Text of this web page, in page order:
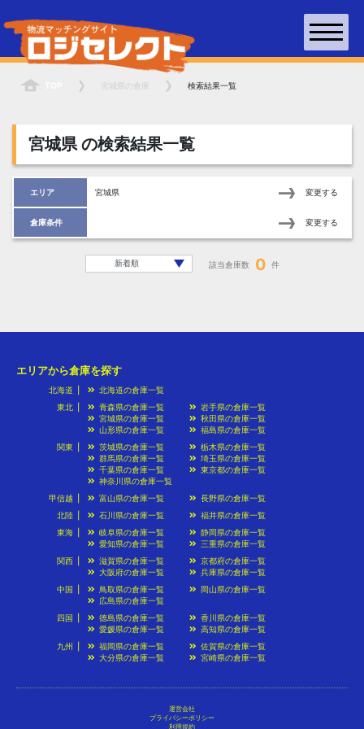
宮城県 の倉庫 検索結果一覧
宮城県の検索結果一覧
エリア 宮城県 変更する
倉庫条件 変更する
該当倉庫数 0 件
エリアから倉庫を探す
北海道
北海道の倉庫一覧
東北
青森県の倉庫一覧
岩手県の倉庫一覧
宮城県の倉庫一覧
秋田県の倉庫一覧
山形県の倉庫一覧
福島県の倉庫一覧
関東
茨城県の倉庫一覧
栃木県の倉庫一覧
群馬県の倉庫一覧
埼玉県の倉庫一覧
千葉県の倉庫一覧
東京都の倉庫一覧
神奈川県の倉庫一覧
甲信越
富山県の倉庫一覧
長野県の倉庫一覧
北陸
石川県の倉庫一覧
福井県の倉庫一覧
東海
岐阜県の倉庫一覧
静岡県の倉庫一覧
愛知県の倉庫一覧
三重県の倉庫一覧
関西
滋賀県の倉庫一覧
京都府の倉庫一覧
大阪府の倉庫一覧
兵庫県の倉庫一覧
中国
鳥取県の倉庫一覧
岡山県の倉庫一覧
広島県の倉庫一覧
四国
徳島県の倉庫一覧
香川県の倉庫一覧
愛媛県の倉庫一覧
高知県の倉庫一覧
九州
福岡県の倉庫一覧
佐賀県の倉庫一覧
大分県の倉庫一覧
宮崎県の倉庫一覧
運営会社
プライバシーポリシー
利用規約